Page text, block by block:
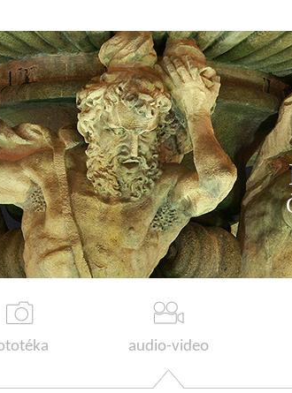
audio-video